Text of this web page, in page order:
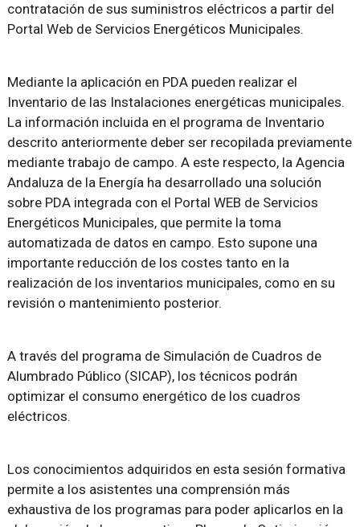
contratación de sus suministros eléctricos a partir del
Portal Web de Servicios Energéticos Municipales.
Mediante la aplicación en PDA pueden realizar el
Inventario de las Instalaciones energéticas municipales.
La información incluida en el programa de Inventario
descrito anteriormente deber ser recopilada previamente
mediante trabajo de campo. A este respecto, la Agencia
Andaluza de la Energía ha desarrollado una solución
sobre PDA integrada con el Portal WEB de Servicios
Energéticos Municipales, que permite la toma
automatizada de datos en campo. Esto supone una
importante reducción de los costes tanto en la
realización de los inventarios municipales, como en su
revisión o mantenimiento posterior.
A través del programa de Simulación de Cuadros de
Alumbrado Público (SICAP), los técnicos podrán
optimizar el consumo energético de los cuadros
eléctricos.
Los conocimientos adquiridos en esta sesión formativa
permite a los asistentes una comprensión más
exhaustiva de los programas para poder aplicarlos en la